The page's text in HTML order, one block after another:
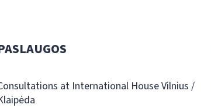
at International House Vilnius /